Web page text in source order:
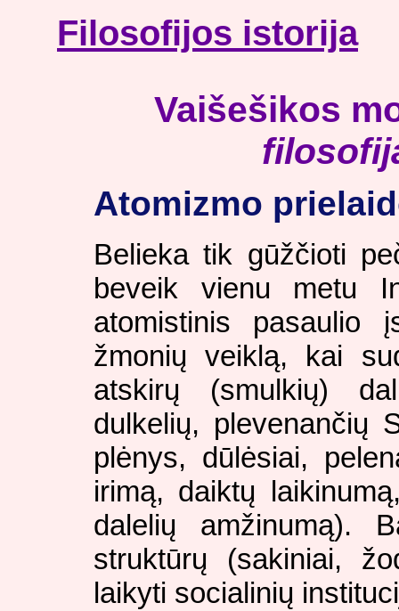
Filosofijos istorija
Vaišešikos
Atomizmo
Belieka tik gūžčioti
beveik vienu metu
atomistinis pasaulio
žmonių veiklą, kai
atskirų (smulkių)
dulkelių, plevenančių
plėnys, dūlėsiai,
irimą, daiktų
dalelių amžinumą).
struktūrų (sakiniai,
laikyti socialinių